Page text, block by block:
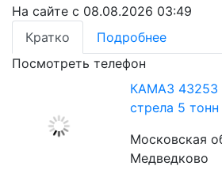
На сайте с 08.08.2026 03:49
Кратко
Подробнее
Посмотреть телефон
КАМАЗ 43253
стрела 5
Московская
Медведково